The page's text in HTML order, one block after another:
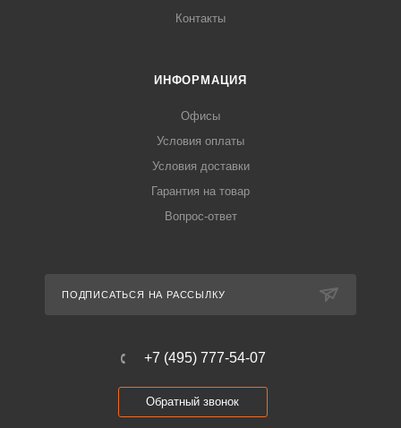
Контакты
ИНФОРМАЦИЯ
Офисы
Условия оплаты
Условия доставки
Гарантия на товар
Вопрос-ответ
ПОДПИСАТЬСЯ НА РАССЫЛКУ
+7 (495) 777-54-07
Обратный звонок